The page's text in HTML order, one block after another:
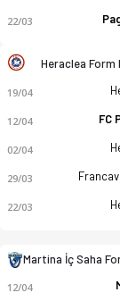
Martina -
22/03
Heraclea Form
19/04
12/04 FC
02/04
29/03
22/03
Martina İç Saha
12/04